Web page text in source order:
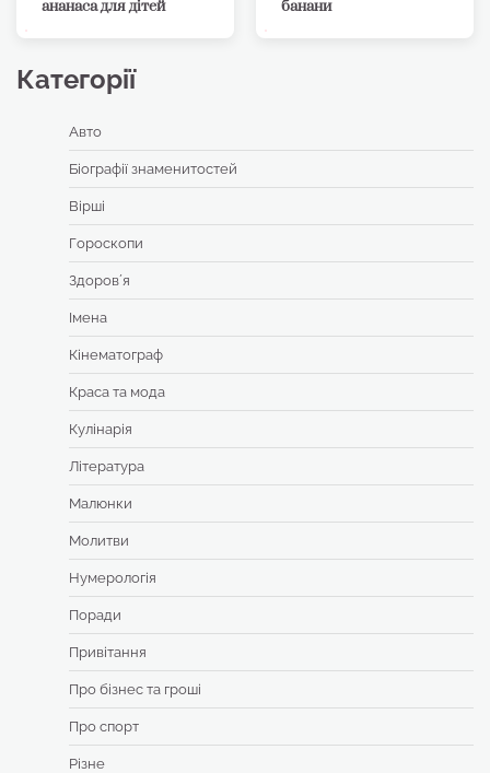
ананаса для дітей банани
Категорії
Авто
Біографії знаменитостей
Вірші
Гороскопи
Здоровʼя
Імена
Кінематограф
Краса та мода
Кулінарія
Література
Малюнки
Молитви
Нумерологія
Поради
Привітання
Про бізнес та гроші
Про спорт
Різне